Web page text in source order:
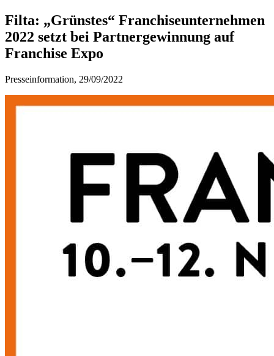
Filta: „Grünstes“ Franchiseunternehmen
2022 setzt bei Partnergewinnung auf
Franchise Expo
Presseinformation, 29/09/2022